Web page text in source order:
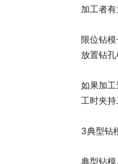
加工者
限位钻
放置钻
如果加
工时夹持
3典型钻
典型钻